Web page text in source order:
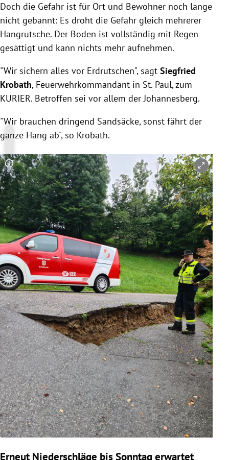
Doch die Gefahr ist für Ort und Bewohner noch lange
nicht gebannt: Es droht die Gefahr gleich mehrerer
Hangrutsche. Der Boden ist vollständig mit Regen
gesättigt und kann nichts mehr aufnehmen.
"Wir sichern alles vor Erdrutschen", sagt Siegfried
Krobath, Feuerwehrkommandant in St. Paul, zum
KURIER. Betroffen sei vor allem der Johannesberg.
"Wir brauchen dringend Sandsäcke, sonst fährt der
ganze Hang ab", so Krobath.
Copyright-Hinweis öffnen/schließen
Erneut Niederschläge bis Sonntag erwartet